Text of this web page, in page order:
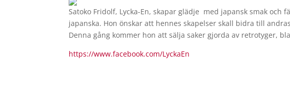
Satoko Fridolf, Lycka-En, skapar glädje med japansk smak och
japanska. Hon önskar att hennes skapelser skall bidra till
Denna gång kommer hon att sälja saker gjorda av retrotyger,
https://www.facebook.com/LyckaEn